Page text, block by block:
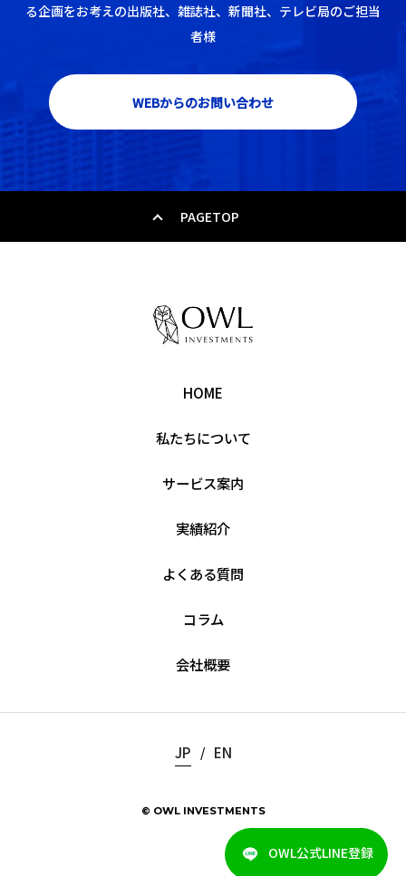
OWL公式LINE登録
る企画をお考えの出版社、雑誌社、新聞社、テレビ局のご担当
者様
WEBからのお問い合わせ
PAGETOP
HOME
私たちについて
サービス案内
実績紹介
よくある質問
コラム
会社概要
JP / EN
© OWL INVESTMENTS